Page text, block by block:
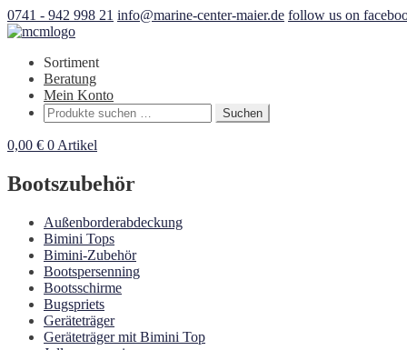
0741 - 942 998 21 info@marine-center-maier.de follow us on
Sortiment
Beratung
Mein Konto
Suchen
nach:
Suchen
0,00 € 0 Artikel
Bootszubehör
Außenborderabdeckung
Bimini Tops
Bimini-Zubehör
Bootspersenning
Bootsschirme
Bugspriets
Geräteträger
Geräteträger mit Bimini Top